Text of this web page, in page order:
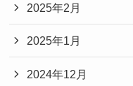
2025年2月
2025年1月
2024年12月